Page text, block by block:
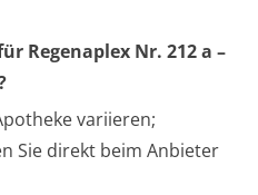
Regenaplex Nr. 212 a –
variieren;
Sie direkt beim Anbieter